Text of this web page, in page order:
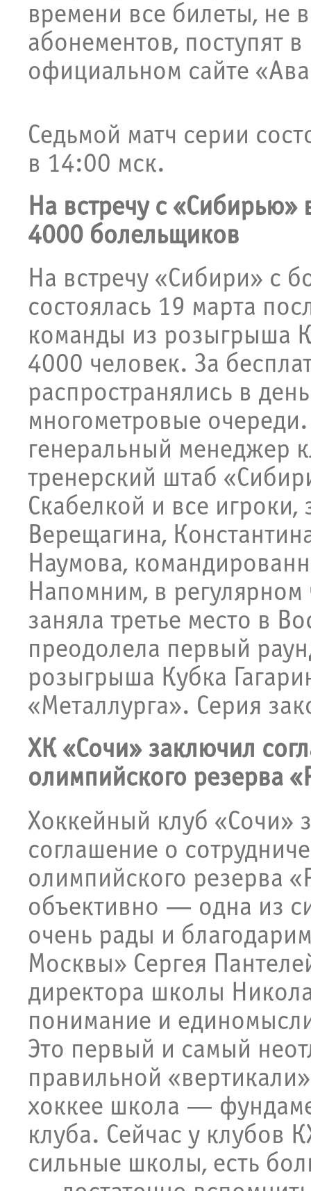
времени все билеты, не
абонементов, поступят
официальном сайте
Седьмой матч серии
в 14:00 мск.
На встречу с
4000 болельщиков
На встречу «Сибири» с
состоялась 19 марта
команды из розыгрыша
4000 человек. За
распространялись в
многометровые
генеральный менеджер
тренерский штаб
Скабелкой и все
Верещагина,
Наумова,
Напомним, в
заняла третье место в
преодолела первый
розыгрыша Кубка
«Металлурга». Серия
ХК «Сочи» заключил
олимпийского резерва
Хоккейный клуб «Сочи»
соглашение о
олимпийского резерва
объективно — одна из
очень рады и
Москвы» Сергея
директора школы
понимание и
Это первый и самый
правильной
хоккее школа —
клуба. Сейчас у клубов
сильные школы, есть